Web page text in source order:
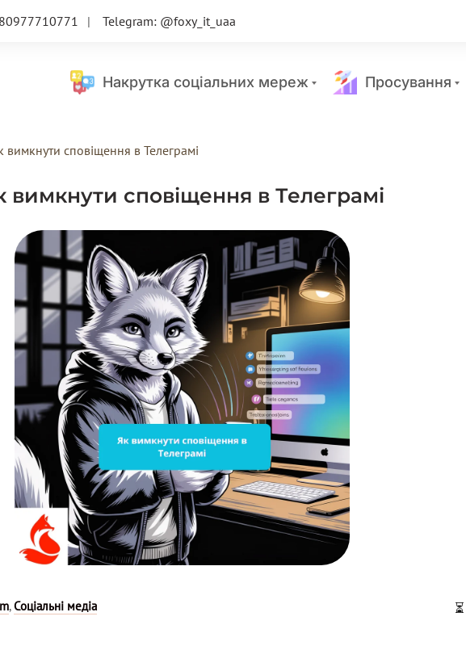
Telegram: @foxy_it_uaa
Накрутка соціальних мереж Просування
вимкнути сповіщення в Телеграмі
вимкнути сповіщення в Телеграмі
,Соціальні медіа ⏳